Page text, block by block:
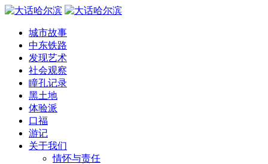
城市故事
中东铁路
发现艺术
社会观察
瞳孔记录
黑土地
体验派
口福
游记
关于我们
情怀与责任